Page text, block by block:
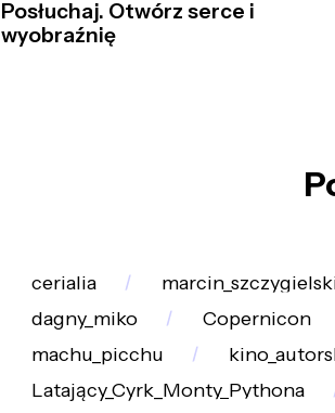
Posłuchaj. Otwórz serce i
wyobraźnię
cerialia
dagny_miko
Copernicon
machu_picchu
Latający_Cyrk_Monty_Pythona